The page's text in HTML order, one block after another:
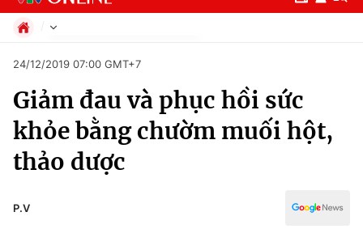
Chuyên mục
Chính trị
Xã hội
Pháp luật
Kinh tế
Thể thao
Truyền hình
Văn hóa - Giải trí
24/12/2019 07:00 GMT+7
Giảm đau và phục hồi sức
khỏe bằng chườm muối hột,
thảo dược
P.V